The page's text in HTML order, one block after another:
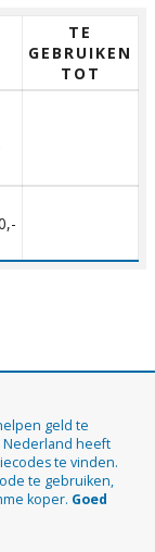
TE
GEBRUIKEN
TOT
geld te
Nederland heeft
te vinden.
te gebruiken,
koper. Goed